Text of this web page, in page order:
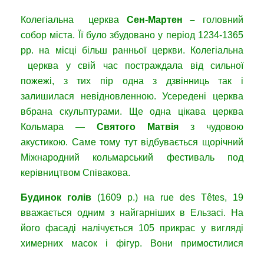
Колегіальна церква Сен-Мартен – головний
собор міста. Її було збудовано у період 1234-1365
рр. на місці більш ранньої церкви. Колегіальна
церква у свій час постраждала від сильної
пожежі, з тих пір одна з дзвінниць так і
залишилася невідновленною. Усередені церква
вбрана скульптурами. Ще одна цікава церква
Кольмара — Святого Матвія з чудовою
акустикою. Саме тому тут відбувається щорічний
Міжнародний кольмарський фестиваль под
керівництвом Співакова.
Будинок голів (1609 р.) на rue des Têtes, 19
вважається одним з найгарніших в Ельзасі. На
його фасаді налічується 105 прикрас у вигляді
химерних масок і фігур. Вони примостилися